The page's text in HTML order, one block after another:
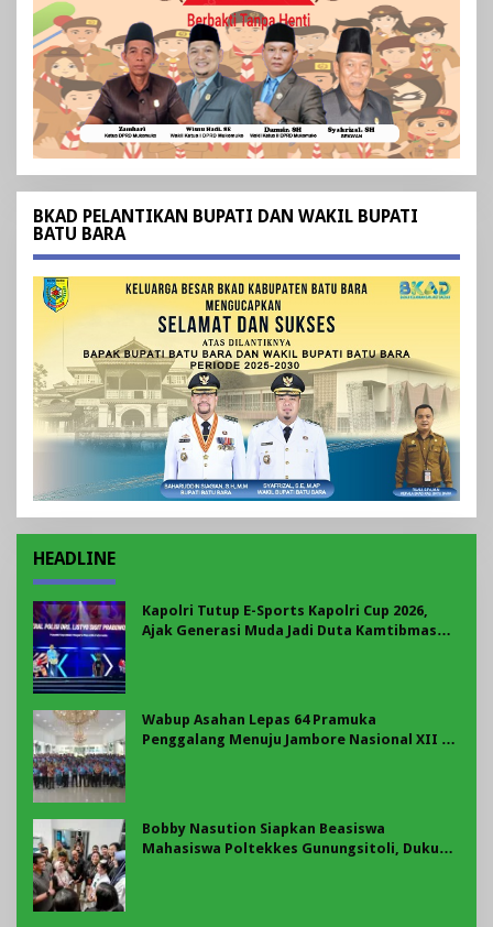
BKAD PELANTIKAN BUPATI DAN WAKIL BUPATI
BATU BARA
HEADLINE
Kapolri Tutup E-Sports Kapolri Cup 2026,
Ajak Generasi Muda Jadi Duta Kamtibmas
Wabup Asahan Lepas 64 Pramuka
Penggalang Menuju Jambore Nasional XII di
Bobby Nasution Siapkan Beasiswa
Mahasiswa Poltekkes Gunungsitoli, Dukung